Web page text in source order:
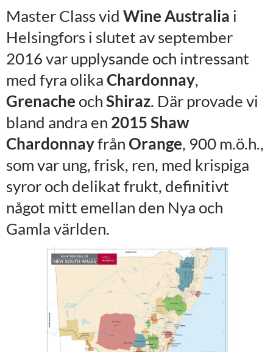
Master Class vid Wine Australia i
Helsingfors i slutet av september
2016 var upplysande och intressant
med fyra olikaChardonnay,
Grenache ochShiraz. Där provade vi
bland andra en 2015 Shaw
Chardonnayfrån Orange, 900 m.ö.h.,
som var ung, frisk, ren, med krispiga
syror och delikat frukt, definitivt
något mitt emellan den Nya och
Gamla världen.